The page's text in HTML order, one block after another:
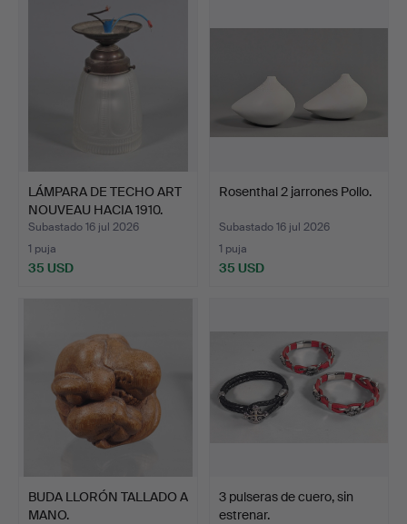
LÁMPARA DE TECHO ART
NOUVEAU HACIA 1910.
Subastado 16 jul 2026
1 puja
35 USD
Rosenthal 2 jarrones Pollo.
Subastado 16 jul 2026
1 puja
35 USD
BUDA LLORÓN TALLADO A
MANO.
3 pulseras de cuero, sin
estrenar.